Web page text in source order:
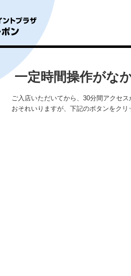
一定時間操作がな
ご入店いただいてから、30分間アクセ
おそれいりますが、下記のボタンをクリ